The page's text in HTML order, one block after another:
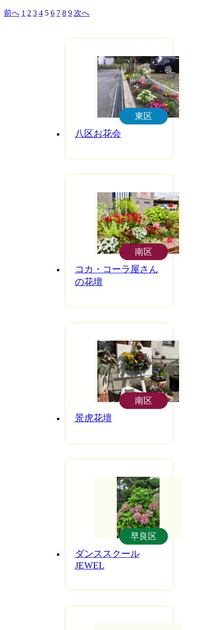
前へ 1 2 3 4 5 6 7 8 9 次へ
八区お花会
東区
コカ・コーラ屋さん
の花壇
南区
景虎花壇
南区
ダンススクール
JEWEL
早良区